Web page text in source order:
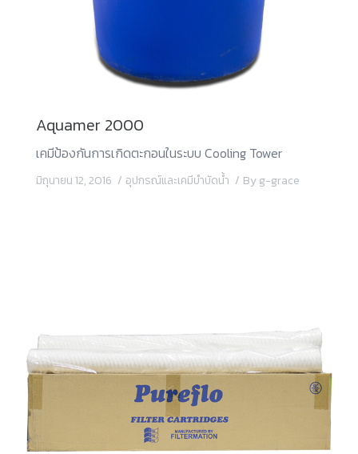
Aquamer 2000
เคมีป้องกันการเกิดตะกอนในระบบ Cooling Tower
มิถุนายน 12, 2016 อุปกรณ์และเคมีบำบัดน้ำ Byg-grace